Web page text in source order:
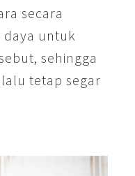
secara
untuk
sehingga
tetap segar